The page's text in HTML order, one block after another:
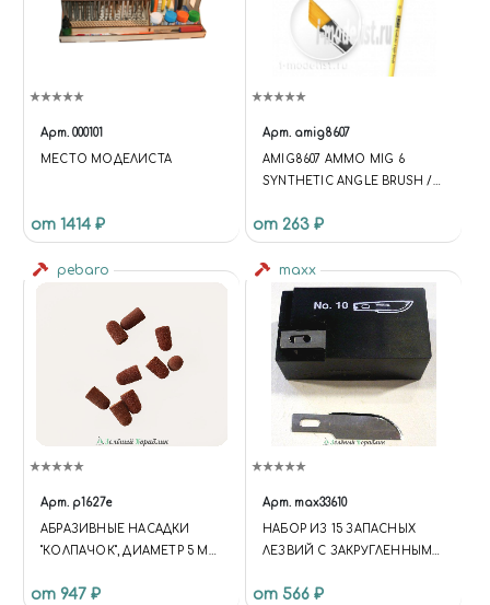
IBLOCK })); } ELSE IF (ACTION
=== 'REMOVE') { $('[DATA-
STATE', 'PROCESSING');
UNIVERSE.COMPARE.REMOVE(
'CODE': CODE, 'IBLOCK':
', UPDATE);
TE', UPDATE);
AMEDATARECEIVED', UPDATE);
BX.READY(UPDATE); })($, INTEC);
Арт. 000101
МЕСТО МОДЕЛИСТА
от 1414 ₽
Арт. amig8607
AMIG8607 AMMO MIG 6
SYNTHETIC ANGLE BRUSH /
СКОШЕННАЯ КИСТЬ
от 263 ₽
pebaro
Арт. p1627e
АБРАЗИВНЫЕ НАСАДКИ
"КОЛПАЧОК", ДИАМЕТР 5 ММ,
от 947 ₽
maxx
Арт. max33610
НАБОР ИЗ 15 ЗАПАСНЫХ
ЛЕЗВИЙ С ЗАКРУГЛЕННЫМИ
от 566 ₽